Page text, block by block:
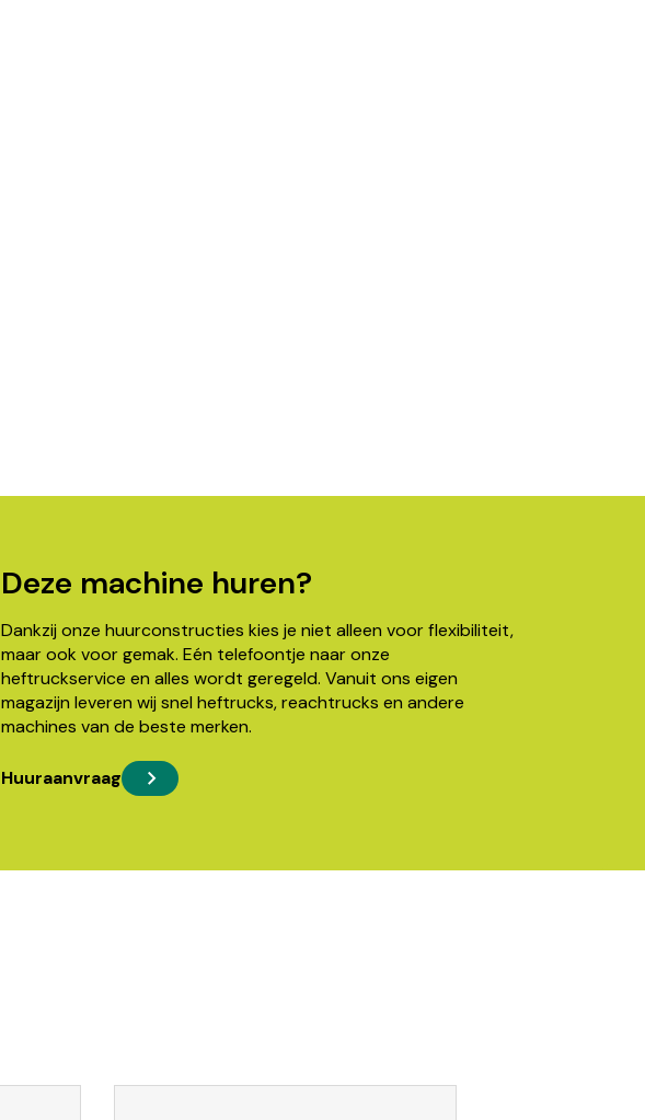
Deze machine huren?
Dankzij onze huurconstructies kies je niet alleen voor flexibiliteit,
maar ook voor gemak. Eén telefoontje naar onze
heftruckservice en alles wordt geregeld. Vanuit ons eigen
magazijn leveren wij snel heftrucks, reachtrucks en andere
machines van de beste merken.
Huuraanvraag